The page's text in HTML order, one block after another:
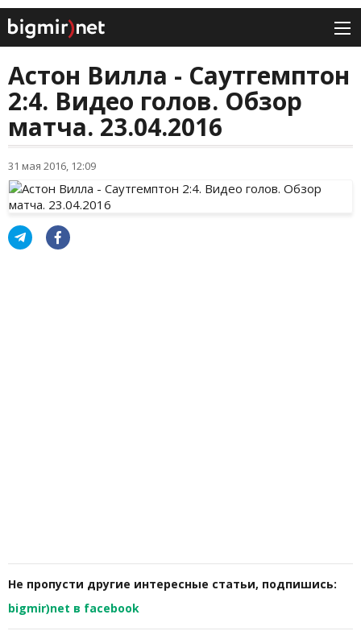
Астон Вилла - Саутгемптон
2:4. Видео голов. Обзор
матча. 23.04.2016
31 мая 2016, 12:09
Не пропусти другие интересные статьи, подпишись:
bigmir)net в facebook